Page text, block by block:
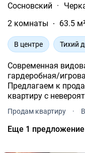
Сосновский ·
2 комнаты
63.5
В центре Тихий
Современная
гардеробная/
Предлагаем к
квартиру с
Продам квартиру ·
Еще 1 предложение